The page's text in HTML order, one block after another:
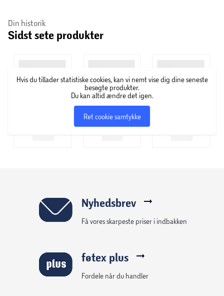
High5 har mange års erfaring inden for energiprodukter
og er ledet af atleter, der har konkurreret i nogle af de
Derudover optages produkterne hos hurtigt i kroppen, som
er ideel ved sport, træning og motion.
Din historik
Sidst sete produkter
Hvis du tillader statistiske cookies, kan vi nemt vise dig dine seneste
besøgte produkter.
Du kan altid ændre det igen.
Ret cookie samtykke
Nyhedsbrev
Få vores skarpeste priser i indbakken
føtex plus
Fordele når du handler